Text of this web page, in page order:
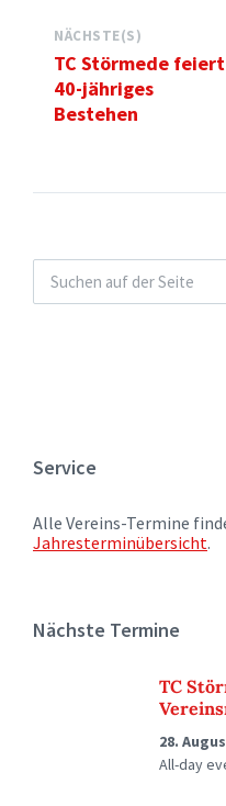
NÄCHSTE(S)
TC Störmede feiert
40-jähriges
Bestehen
Service
Alle Vereins-Termine
Jahresterminübersicht.
Nächste Termine
TC
28.
All-day